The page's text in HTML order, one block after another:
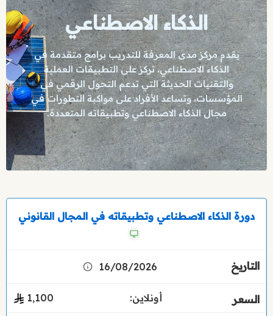
الذكاء الاصطناعي
يقدم مركز مدى المعرفة للتدريب برامج متقدمة في
الذكاء الاصطناعي، تركز على التطبيقات العملية
والتقنيات الحديثة التي تدعم التحول الرقمي في
المؤسسات، وتساعد الأفراد على مواكبة التطورات في
مجال الذكاء الاصطناعي وتطبيقاته المتعددة.
دورة الذكاء الاصطناعي وتطبيقاته في المجال القانوني
16/08/2026
أونلاين: 1٬100